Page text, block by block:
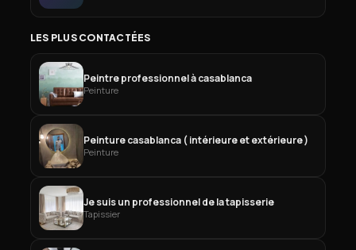
LES PLUS CONTACTÉES
Peintre professionnel à casablanca
Peinture
Peinture casablanca ( intérieure et extérieure )
Peinture
Je suis un professionnel de la tapisserie
Tapissier